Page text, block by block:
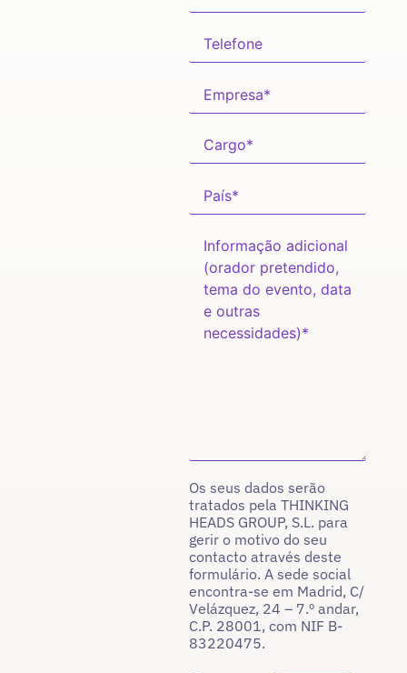
Os seus dados serão
tratados pela THINKING
HEADS GROUP, S.L. para
gerir o motivo do seu
contacto através deste
formulário. A sede social
encontra-se em Madrid, C/
Velázquez, 24 – 7.º andar,
C.P. 28001, com NIF B-
83220475.